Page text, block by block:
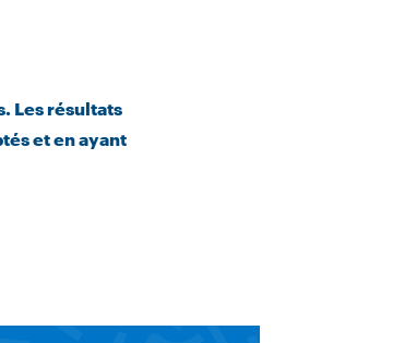
Les résultats
et en ayant